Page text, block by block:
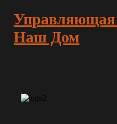
Управляющая
Наш Дом